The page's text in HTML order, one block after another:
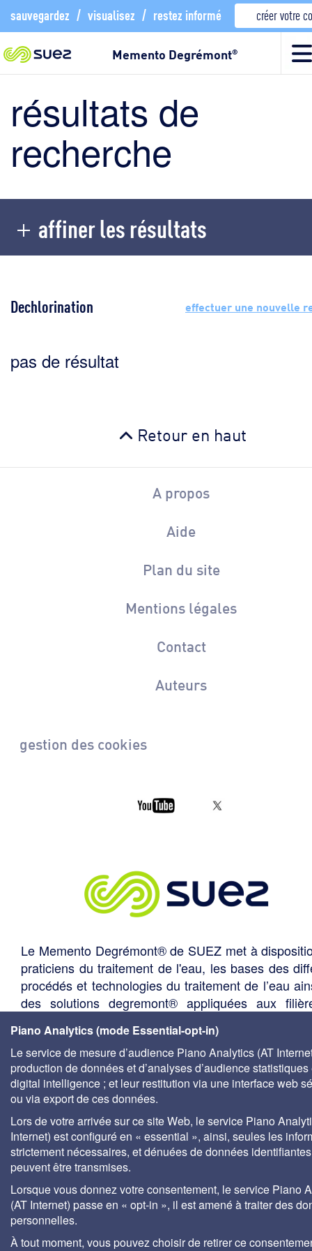
sauvegardez / visualisez / restez informé créer votre
Memento Degrémont®
résultats de
recherche
affiner les résultats
Dechlorination effectuer une nouvelle
pas de résultat
Retour en haut
A propos
Aide
Plan du site
Mentions légales
Contact
Auteurs
gestion des cookies
Le Memento Degrémont® de SUEZ met à
praticiens du traitement de l'eau, les bases des
procédés et technologies du traitement de l’eau
des solutions degremont® appliquées aux
Conçu par des hommes de terrain pour des
terrain, cet outil précieux est
responsables de site, responsables
responsables qualité, responsables maintenance,
les acteurs du développement durable, aux
l'eau, aux centres de documentation
bureaux d'études, services techniques des élus,
de gestion des eaux, etc.
Piano Analytics (mode Essential-opt-in)
Le service de mesure d’audience Piano Analytics (AT
production de données et d’analyses d’audience statistiques
digital intelligence ; et leur restitution via une interface web
ou via export de ces données.
Lors de votre arrivée sur ce site Web, le service Piano
Internet) est configuré en « essential », ainsi, seules les
strictement nécessaires, et dénuées de données
peuvent être transmises.
Lorsque vous donnez votre consentement, le service Piano
(AT Internet) passe en « opt-in », il est amené à traiter des
personnelles.
À tout moment, vous pouvez choisir de retirer ce